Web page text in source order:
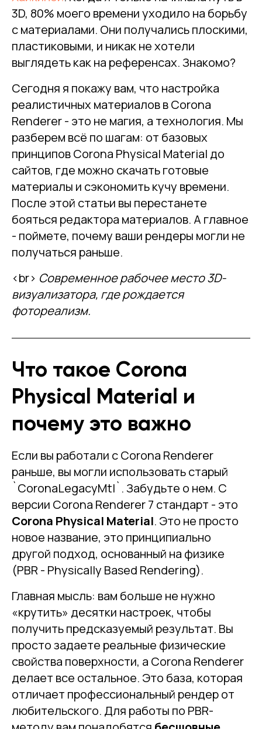
3D, 80% моего времени уходило на борьбу
с материалами. Они получались плоскими,
пластиковыми, и никак не хотели
выглядеть как на референсах. Знакомо?
Сегодня я покажу вам, что настройка
реалистичных материалов в Corona
Renderer - это не магия, а технология. Мы
разберем всё по шагам: от базовых
принципов Corona Physical Material до
сайтов, где можно скачать готовые
материалы и сэкономить кучу времени.
После этой статьи вы перестанете
бояться редактора материалов. А главное
- поймете, почему ваши рендеры могли не
получаться раньше.
<br> Современное рабочее место 3D-
визуализатора, где рождается
фотореализм.
Что такое Corona
Physical Material и
почему это важно
Если вы работали с Corona Renderer
раньше, вы могли использовать старый
`CoronaLegacyMtl`. Забудьте о нем. С
версии Corona Renderer 7 стандарт - это
Corona Physical Material. Это не просто
новое название, это принципиально
другой подход, основанный на физике
(PBR - Physically Based Rendering).
Главная мысль: вам больше не нужно
«крутить» десятки настроек, чтобы
получить предсказуемый результат. Вы
просто задаете реальные физические
свойства поверхности, а Corona Renderer
делает все остальное. Это база, которая
отличает профессиональный рендер от
любительского. Для работы по PBR-